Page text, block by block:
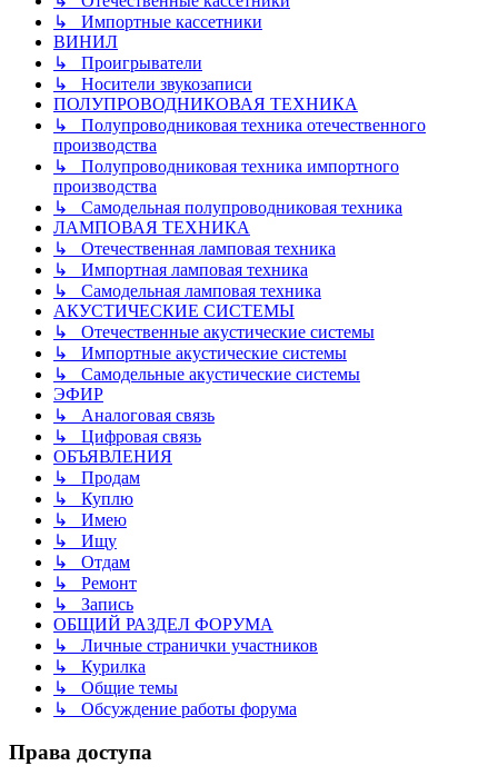
↳ Импортные кассетники
ВИНИЛ
↳ Проигрыватели
↳ Носители звукозаписи
ПОЛУПРОВОДНИКОВАЯ ТЕХНИКА
↳ Полупроводниковая техника отечественного
производства
↳ Полупроводниковая техника импортного
производства
↳ Самодельная полупроводниковая техника
ЛАМПОВАЯ ТЕХНИКА
↳ Отечественная ламповая техника
↳ Импортная ламповая техника
↳ Самодельная ламповая техника
АКУСТИЧЕСКИЕ СИСТЕМЫ
↳ Отечественные акустические системы
↳ Импортные акустические системы
↳ Самодельные акустические системы
ЭФИР
↳ Аналоговая связь
↳ Цифровая связь
ОБЪЯВЛЕНИЯ
↳ Продам
↳ Куплю
↳ Имею
↳ Ищу
↳ Отдам
↳ Ремонт
↳ Запись
ОБЩИЙ РАЗДЕЛ ФОРУМА
↳ Личные странички участников
↳ Курилка
↳ Общие темы
↳ Обсуждение работы форума
Права доступа